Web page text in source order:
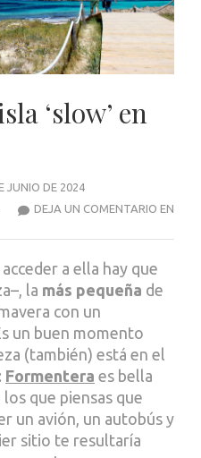
‘slow’ en
JUNIO DE 2024
DEJA UN COMENTARIO EN
a ella hay que
la más pequeña de
con un
un buen momento
(también) está en el
Formentera es bella
que piensas que
un avión, un autobús y
sitio te resultaría